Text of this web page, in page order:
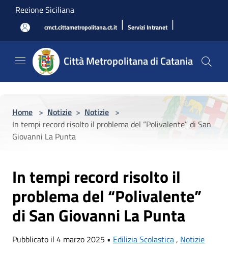
Salta al contenuto principale
Regione Siciliana
cmct.cittametropolitana.ct.it | Servizi Intranet |
Città Metropolitana di Catania
Home > Notizie > Notizie >
In tempi record risolto il problema del “Polivalente” di San
Giovanni La Punta
In tempi record risolto il
problema del “Polivalente”
di San Giovanni La Punta
Pubblicato il 4 marzo 2025 • Edilizia Scolastica, Notizie